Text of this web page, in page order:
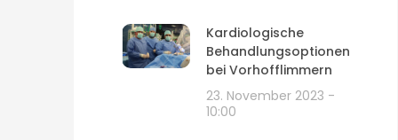
Kardiologische
Behandlungsoptionen
bei Vorhofflimmern
23. November 2023
10:00